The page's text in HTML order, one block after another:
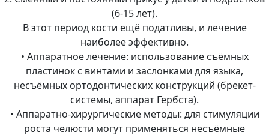
(6-15 лет).
В этот период кости ещё податливы, и лечение
наиболее эффективно.
• Аппаратное лечение: использование съёмных
пластинок с винтами и заслонками для языка,
несъёмных ортодонтических конструкций (брекет-
системы, аппарат Гербста).
• Аппаратно-хирургические методы: для стимуляции
роста челюсти могут применяться несъёмные